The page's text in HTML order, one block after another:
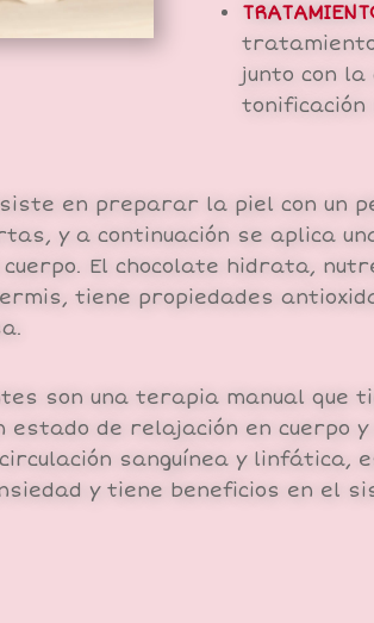
junto con la
tonificación
en preparar la piel con un
y a continuación se aplica
El chocolate hidrata,
tiene propiedades
son una terapia manual que
de relajación en cuerpo y
sanguínea y linfática,
y tiene beneficios en el